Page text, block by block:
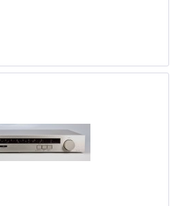
ein gestochen scharfes...